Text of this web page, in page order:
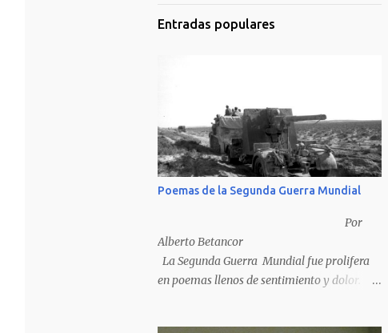
Entradas populares
Poemas de la Segunda Guerra Mundial
Por
Alberto Betancor
La Segunda Guerra Mundial fue prolifera
en poemas llenos de sentimiento y dolor.